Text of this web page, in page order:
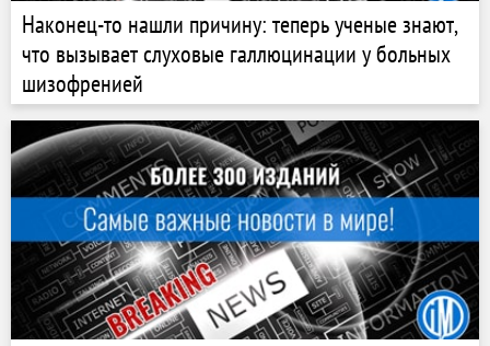
Наконец-то нашли причину: теперь ученые знают,
что вызывает слуховые галлюцинации у больных
шизофренией